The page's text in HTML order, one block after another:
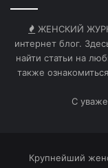
ЖЕНСКИЙ
интернет блог.
найти статьи на
также
С
Крупнейший